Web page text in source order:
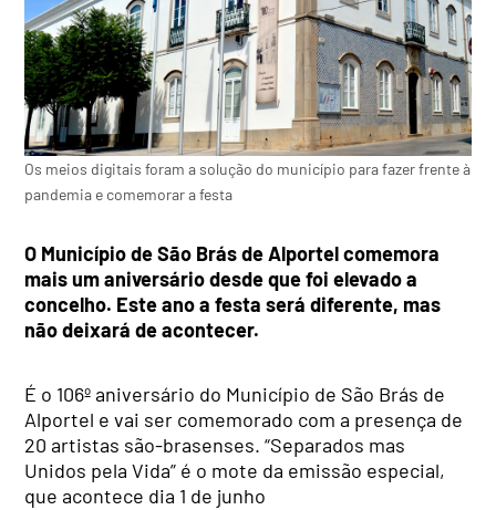
Os meios digitais foram a solução do município para fazer frente à
pandemia e comemorar a festa
O Município de São Brás de Alportel comemora
mais um aniversário desde que foi elevado a
concelho. Este ano a festa será diferente, mas
não deixará de acontecer.
É o 106º aniversário do Município de São Brás de
Alportel e vai ser comemorado com a presença de
20 artistas são-brasenses. “Separados mas
Unidos pela Vida” é o mote da emissão especial,
que acontece dia 1 de junho